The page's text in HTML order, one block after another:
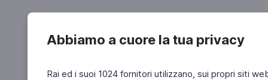
Abbiamo a cuore la tua privacy
Rai ed i suoi 1024 fornitori utilizzano, sui propri siti